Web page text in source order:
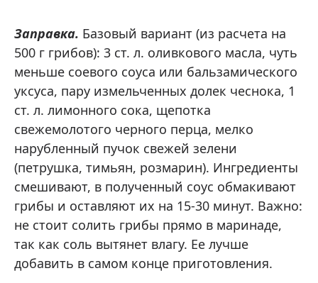
Заправка. Базовый вариант (из расчета на
500 г грибов): 3 ст. л. оливкового масла, чуть
меньше соевого соуса или бальзамического
уксуса, пару измельченных долек чеснока, 1
ст. л. лимонного сока, щепотка
свежемолотого черного перца, мелко
нарубленный пучок свежей зелени
(петрушка, тимьян, розмарин). Ингредиенты
смешивают, в полученный соус обмакивают
грибы и оставляют их на 15-30 минут. Важно:
не стоит солить грибы прямо в маринаде,
так как соль вытянет влагу. Ее лучше
добавить в самом конце приготовления.